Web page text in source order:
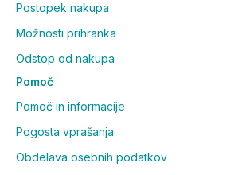
Postopek nakupa
Možnosti prihranka
Odstop od nakupa
Pomoč
Pomoč in informacije
Pogosta vprašanja
Obdelava osebnih podatkov